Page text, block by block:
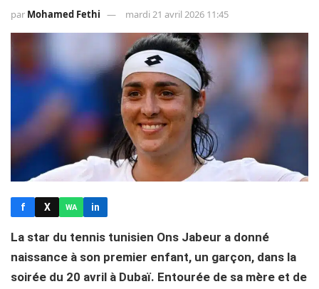
par Mohamed Fethi mardi 21 avril 2026 11:45
f X WA in
La star du tennis tunisien Ons Jabeur a donné
naissance à son premier enfant, un garçon, dans la
soirée du 20 avril à Dubaï. Entourée de sa mère et de